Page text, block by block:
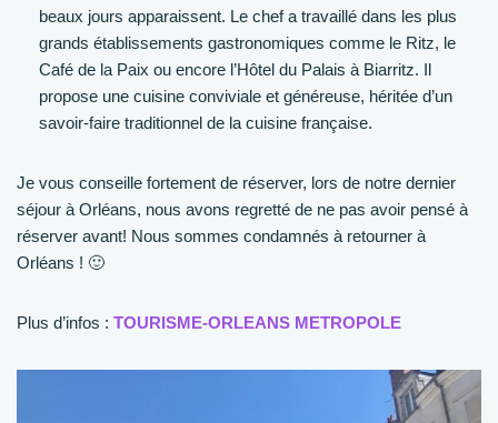
beaux jours apparaissent. Le chef a travaillé dans les plus
grands établissements gastronomiques comme le Ritz, le
Café de la Paix ou encore l’Hôtel du Palais à Biarritz. Il
propose une cuisine conviviale et généreuse, héritée d’un
savoir-faire traditionnel de la cuisine française.
Je vous conseille fortement de réserver, lors de notre dernier
séjour à Orléans, nous avons regretté de ne pas avoir pensé à
réserver avant! Nous sommes condamnés à retourner à
Orléans ! 🙂
Plus d’infos : TOURISME-ORLEANS METROPOLE